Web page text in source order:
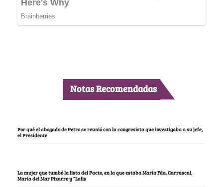
Notas Recomendadas
Por qué el abogado de Petro se reunió con la congresista que investigaba a su jefe,
el Presidente
La mujer que tumbó la lista del Pacto, en la que estaba María Fda. Carrascal,
María del Mar Pizarro y “Lalis